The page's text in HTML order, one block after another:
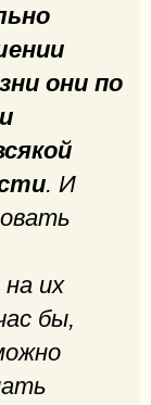
они по
. И
их
бы,